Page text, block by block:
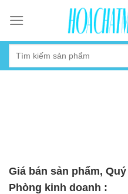
content
Giá bán sản phẩm,
Phòng kinh doanh :